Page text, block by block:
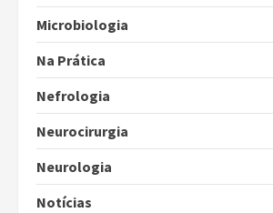
Microbiologia
Na Prática
Nefrologia
Neurocirurgia
Neurologia
Notícias